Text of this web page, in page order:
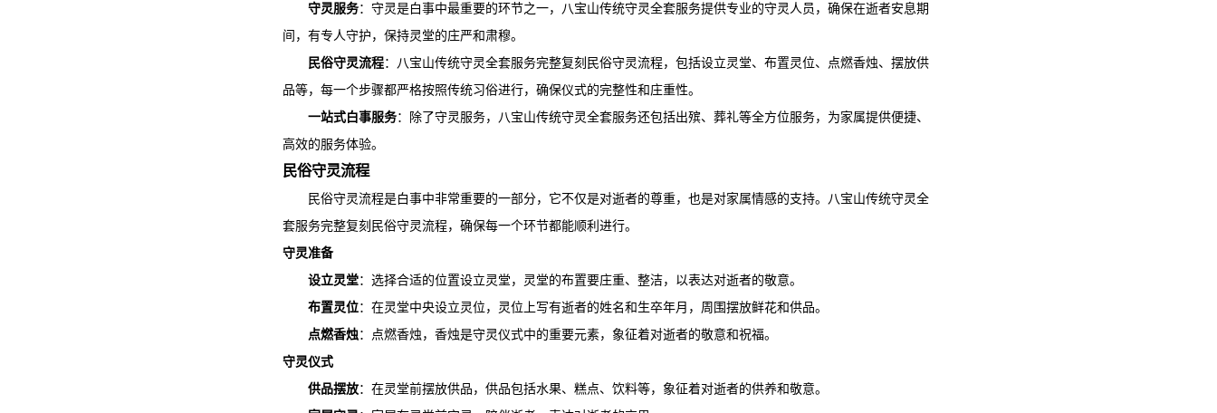
守灵服务：守灵是白事中最重要的环节之一，八宝山传统守灵全套服务提供专业的守灵人员，确保在逝者安息期
间，有专人守护，保持灵堂的庄严和肃穆。
民俗守灵流程：八宝山传统守灵全套服务完整复刻民俗守灵流程，包括设立灵堂、布置灵位、点燃香烛、摆放供
品等，每一个步骤都严格按照传统习俗进行，确保仪式的完整性和庄重性。
一站式白事服务：除了守灵服务，八宝山传统守灵全套服务还包括出殡、葬礼等全方位服务，为家属提供便捷、
高效的服务体验。
民俗守灵流程
民俗守灵流程是白事中非常重要的一部分，它不仅是对逝者的尊重，也是对家属情感的支持。八宝山传统守灵全
套服务完整复刻民俗守灵流程，确保每一个环节都能顺利进行。
守灵准备
设立灵堂：选择合适的位置设立灵堂，灵堂的布置要庄重、整洁，以表达对逝者的敬意。
布置灵位：在灵堂中央设立灵位，灵位上写有逝者的姓名和生卒年月，周围摆放鲜花和供品。
点燃香烛：点燃香烛，香烛是守灵仪式中的重要元素，象征着对逝者的敬意和祝福。
守灵仪式
供品摆放：在灵堂前摆放供品，供品包括水果、糕点、饮料等，象征着对逝者的供养和敬意。